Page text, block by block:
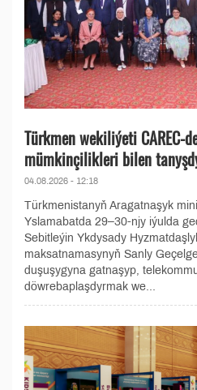
Türkmen wekiliýeti CAREC-
mümkinçilikleri bilen
04.08.2026 - 12:18
Türkmenistanyň Aragatnaşyk
Yslamabatda 29–30-njy iýulda
Sebitleýin Ykdysady
maksatnamasynyň Sanly
duşuşygyna gatnaşyp,
döwrebaplaşdyrmak we...